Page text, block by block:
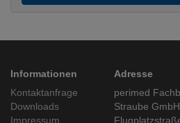
Informationen
Kontaktanfrage
Downloads
Impressum
Adresse
perimed
Straube GmbH